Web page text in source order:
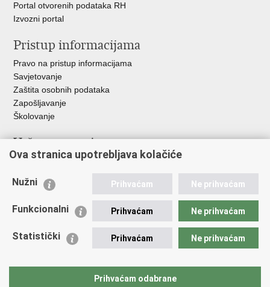
Portal otvorenih podataka RH
Izvozni portal
Pristup informacijama
Pravo na pristup informacijama
Savjetovanje
Zaštita osobnih podataka
Zapošljavanje
Školovanje
Važne poveznice
Ministarstvo unutarnjih poslova
Udruge
Policijska akademija
Zaklada policijske solidarnosti
Vučetić"
Ova stranica upotrebljava kolačiće
Nužni Prihvaćam Ne prihvaćam
Funkcionalni Prihvaćam Ne prihvaćam
Statistički Prihvaćam Ne prihvaćam
Prihvaćam odabrane